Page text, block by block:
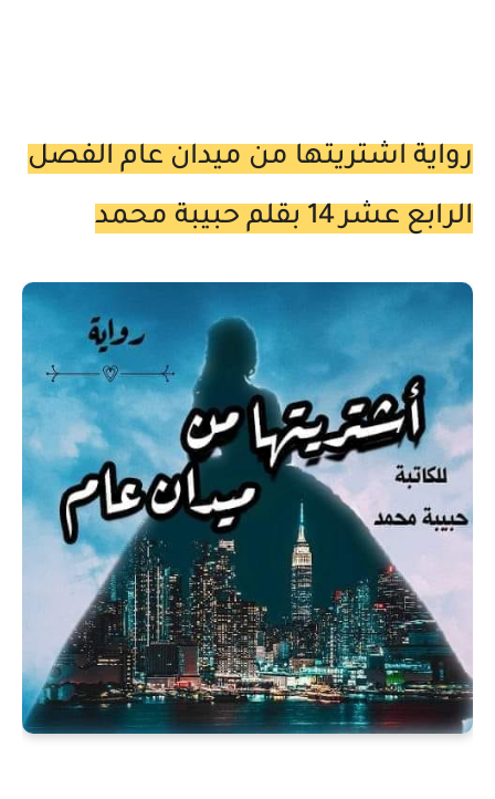
رواية اشتريتها من ميدان عام الفصل
الرابع عشر 14 بقلم حبيبة محمد